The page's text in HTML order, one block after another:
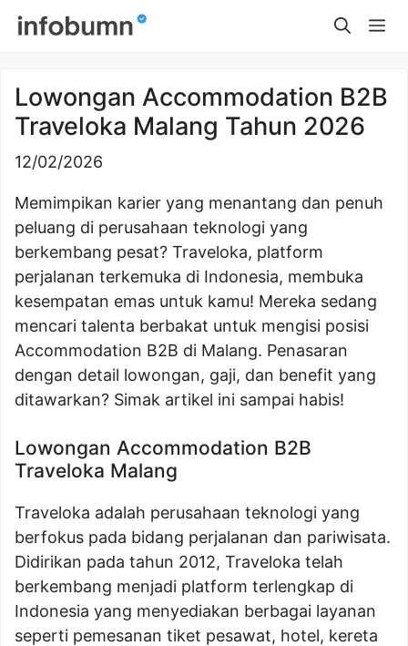
Skip
Lowongan Accommodation B2B
Traveloka Malang Tahun 2026
12/02/2026
Memimpikan karier yang menantang dan penuh
peluang di perusahaan teknologi yang
berkembang pesat? Traveloka, platform
perjalanan terkemuka di Indonesia, membuka
kesempatan emas untuk kamu! Mereka sedang
mencari talenta berbakat untuk mengisi posisi
Accommodation B2B di Malang. Penasaran
dengan detail lowongan, gaji, dan benefit yang
ditawarkan? Simak artikel ini sampai habis!
Lowongan Accommodation B2B
Traveloka Malang
Traveloka adalah perusahaan teknologi yang
berfokus pada bidang perjalanan dan pariwisata.
Didirikan pada tahun 2012, Traveloka telah
berkembang menjadi platform terlengkap di
Indonesia yang menyediakan berbagai layanan
seperti pemesanan tiket pesawat, hotel, kereta